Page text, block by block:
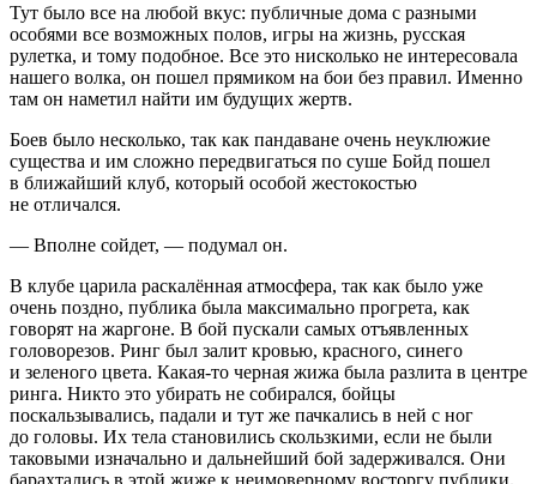
Тут было все на любой вкус: публичные дома с разными
особями все возможных полов, игры на жизнь, русская
рулетка, и тому подобное. Все это нисколько не интересовала
нашего волка, он пошел прямиком на бои без правил. Именно
там он наметил найти им будущих жертв.
Боев было несколько, так как пандаване очень неуклюжие
существа и им сложно передвигаться по суше Бойд пошел
в ближайший клуб, который особой жестокостью
не отличался.
— Вполне сойдет, — подумал он.
В клубе царила раскалённая атмосфера, так как было уже
очень поздно, публика была максимально прогрета, как
говорят на жаргоне. В бой пускали самых отъявленных
головорезов. Ринг был залит кровью, красного, синего
и зеленого цвета. Какая-то черная жижа была разлита в центре
ринга. Никто это убирать не собирался, бойцы
поскальзывались, падали и тут же пачкались в ней с ног
до головы. Их тела становились скользкими, если не были
таковыми изначально и дальнейший бой задерживался. Они
барахтались в этой жиже к неимоверному восторгу публики.